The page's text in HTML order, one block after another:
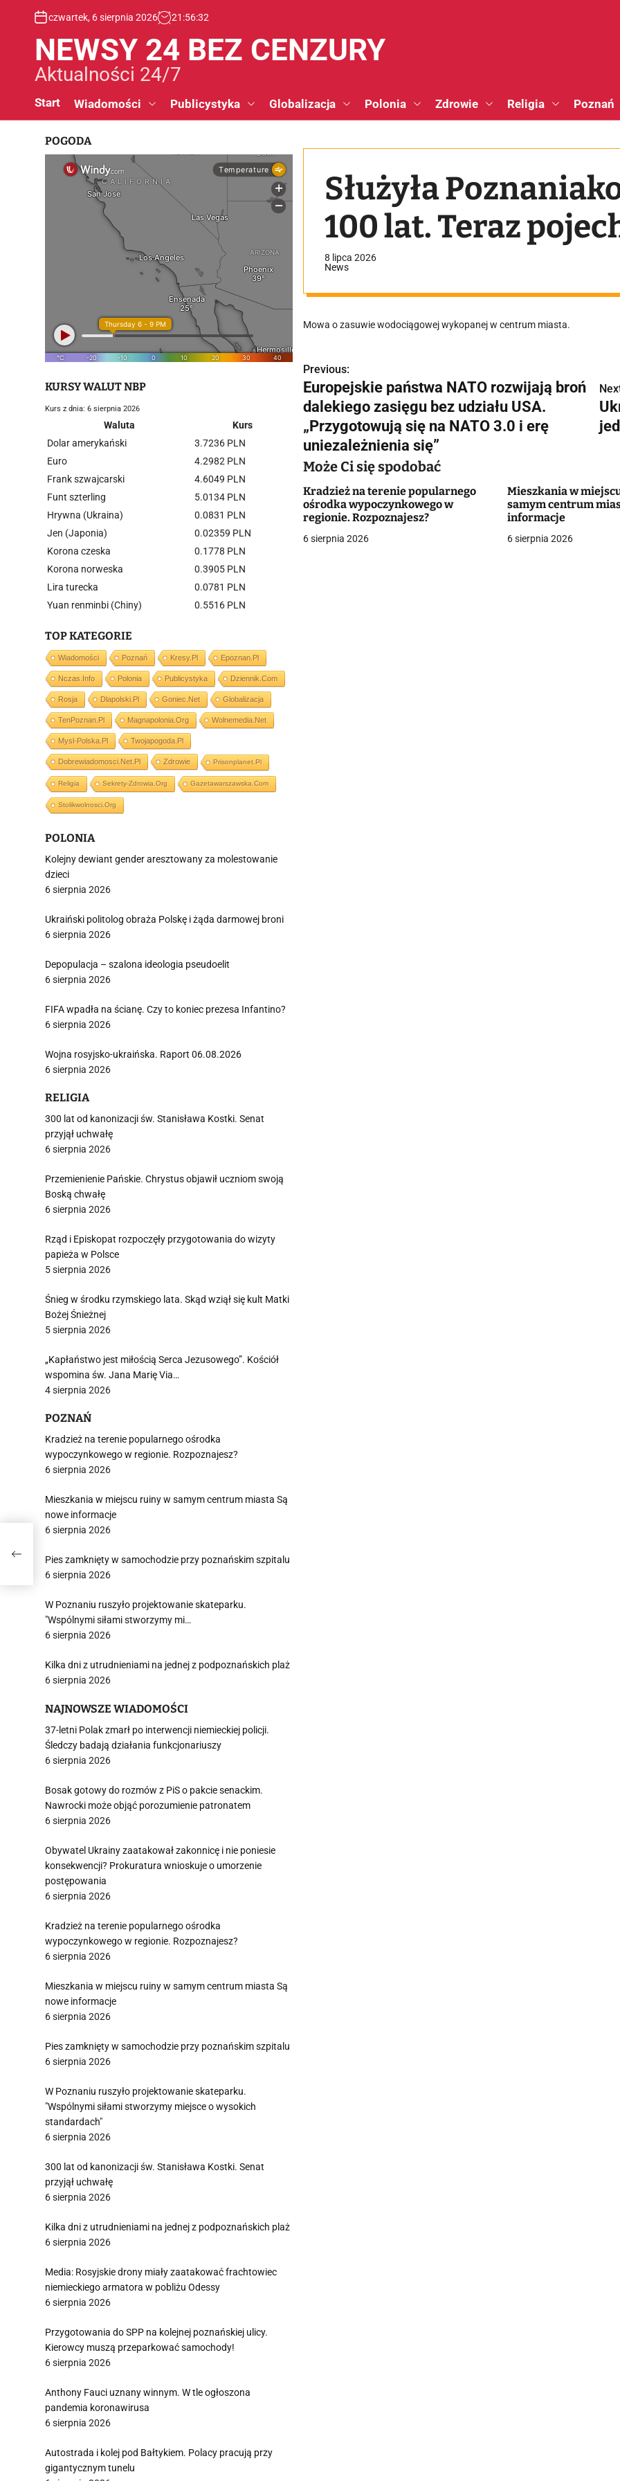
czwartek, 6 sierpnia 2026 21 :56:33
NEWSY 24 BEZ CENZURY
Aktualności 24/7
Start Wiadomości Publicystyka Globalizacja Polonia Zdrowie Religia Poznań
Służyła
100 lat. Teraz
8 lipca 2026
News
Mowa o zasuwie wodociągowej wykopanej w centrum miasta.
N
a
w
i
a
c
Previous:
Europejskie państwa NATO rozwijają broń
dalekiego zasięgu bez udziału USA.
„Przygotowują się na NATO 3.0 i erę
uniezależnienia się”
Może Ci się spodobać
Kradzież na terenie popularnego
ośrodka wypoczynkowego w
regionie. Rozpoznajesz?
6 sierpnia 2026
Mieszkania w
samym centrum
informacje
6 sierpnia 2026
POGODA
KURSY WALUT NBP
Kurs z dnia: 6 sierpnia 2026
Waluta
Kurs
Dolar amerykański
3.7236 PLN
Euro
4.2982 PLN
Frank szwajcarski
4.6049 PLN
Funt szterling
5.0134 PLN
Hrywna (Ukraina)
0.0831 PLN
Jen (Japonia)
0.02359 PLN
Korona czeska
0.1778 PLN
Korona norweska
0.3905 PLN
Lira turecka
0.0781 PLN
Yuan renminbi (Chiny)
0.5516 PLN
TOP KATEGORIE
Wiadomości Poznań Kresy.pl Epoznan.pl
Nczas.info Polonia Publicystyka Dziennik.com
Rosja Dlapolski.pl Goniec.net Globalizacja
TenPoznan.pl Magnapolonia.org Wolnemedia.net
Mysl-Polska.pl Twojapogoda.pl
Dobrewiadomosci.net.pl Zdrowie Prisonplanet.pl
Religia Sekrety-Zdrowia.org Gazetawarszawska.com
Stolikwolnosci.org
POLONIA
Kolejny dewiant gender aresztowany za molestowanie
dzieci
6 sierpnia 2026
Ukraiński politolog obraża Polskę i żąda darmowej broni
6 sierpnia 2026
Depopulacja – szalona ideologia pseudoelit
6 sierpnia 2026
FIFA wpadła na ścianę. Czy to koniec prezesa Infantino?
6 sierpnia 2026
Wojna rosyjsko-ukraińska. Raport 06.08.2026
6 sierpnia 2026
RELIGIA
300 lat od kanonizacji św. Stanisława Kostki. Senat
przyjął uchwałę
6 sierpnia 2026
Przemienienie Pańskie. Chrystus objawił uczniom swoją
Boską chwałę
6 sierpnia 2026
Rząd i Episkopat rozpoczęły przygotowania do wizyty
papieża w Polsce
5 sierpnia 2026
Śnieg w środku rzymskiego lata. Skąd wziął się kult Matki
Bożej Śnieżnej
5 sierpnia 2026
„Kapłaństwo jest miłością Serca Jezusowego”. Kościół
wspomina św. Jana Marię Via…
4 sierpnia 2026
POZNAŃ
Kradzież na terenie popularnego ośrodka
wypoczynkowego w regionie. Rozpoznajesz?
6 sierpnia 2026
Mieszkania w miejscu ruiny w samym centrum miasta Są
nowe informacje
6 sierpnia 2026
Pies zamknięty w samochodzie przy poznańskim szpitalu
6 sierpnia 2026
W Poznaniu ruszyło projektowanie skateparku.
"Wspólnymi siłami stworzymy mi…
6 sierpnia 2026
Kilka dni z utrudnieniami na jednej z podpoznańskich plaż
6 sierpnia 2026
NAJNOWSZE WIADOMOŚCI
37-letni Polak zmarł po interwencji niemieckiej policji.
Śledczy badają działania funkcjonariuszy
6 sierpnia 2026
Bosak gotowy do rozmów z PiS o pakcie senackim.
Nawrocki może objąć porozumienie patronatem
6 sierpnia 2026
Obywatel Ukrainy zaatakował zakonnicę i nie poniesie
konsekwencji? Prokuratura wnioskuje o umorzenie
postępowania
6 sierpnia 2026
Kradzież na terenie popularnego ośrodka
wypoczynkowego w regionie. Rozpoznajesz?
6 sierpnia 2026
Mieszkania w miejscu ruiny w samym centrum miasta Są
nowe informacje
6 sierpnia 2026
Pies zamknięty w samochodzie przy poznańskim szpitalu
6 sierpnia 2026
W Poznaniu ruszyło projektowanie skateparku.
"Wspólnymi siłami stworzymy miejsce o wysokich
standardach"
6 sierpnia 2026
300 lat od kanonizacji św. Stanisława Kostki. Senat
przyjął uchwałę
6 sierpnia 2026
Kilka dni z utrudnieniami na jednej z podpoznańskich plaż
6 sierpnia 2026
Media: Rosyjskie drony miały zaatakować frachtowiec
niemieckiego armatora w pobliżu Odessy
6 sierpnia 2026
Przygotowania do SPP na kolejnej poznańskiej ulicy.
Kierowcy muszą przeparkować samochody!
6 sierpnia 2026
Anthony Fauci uznany winnym. W tle ogłoszona
pandemia koronawirusa
6 sierpnia 2026
Autostrada i kolej pod Bałtykiem. Polacy pracują przy
gigantycznym tunelu